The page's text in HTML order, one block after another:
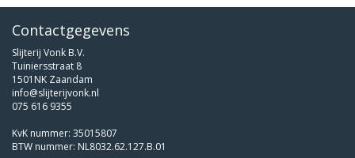
Contactgegevens
Slijterij Vonk B.V.
Tuiniersstraat 8
1501NK Zaandam
info@slijterijvonk.nl
075 616 9355
KvK nummer: 35015807
BTW nummer: NL8032.62.127.B.01